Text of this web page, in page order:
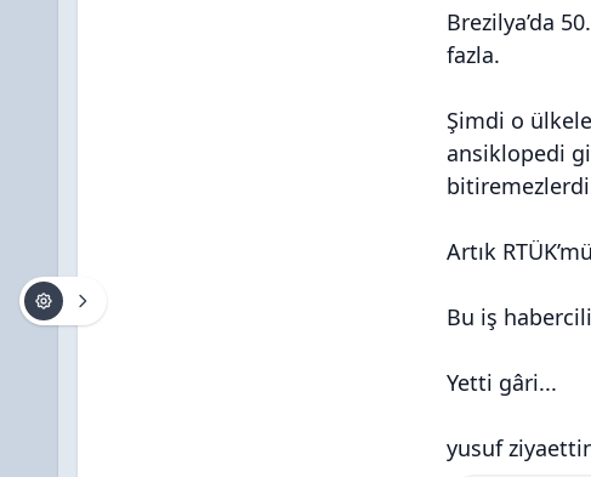
Brezilya’da
fazla.
Şimdi o
ansiklopedi
Artık
Bu iş
Yetti gâri...
yusuf